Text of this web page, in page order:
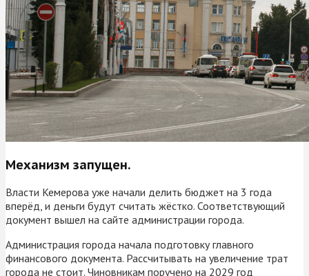
Механизм запущен.
Власти Кемерова уже начали делить бюджет на 3 года
вперёд, и деньги будут считать жёстко. Соответствующий
документ вышел на сайте администрации города.
Администрация города начала подготовку главного
финансового документа. Рассчитывать на увеличение трат
города не стоит. Чиновникам поручено на 2029 год